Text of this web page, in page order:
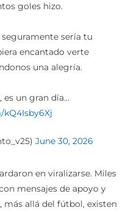
goles hizo.
sería tu
encantado verte
una alegría.
es un gran día…
June 30, 2026
en viralizarse. Miles
mensajes de apoyo y
más allá del fútbol, existen